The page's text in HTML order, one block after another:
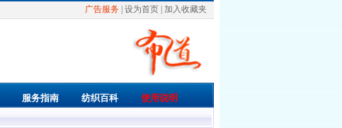
广告服务 设为首页 加入收藏夹
服务指南 纺织百科 使用说明